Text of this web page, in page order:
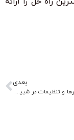
بعدی
بهینه‌سازی پارامترها و تنظیمات در شبیه‌سازی دینامیک مولکولی